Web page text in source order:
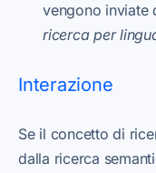
vengono inviate
ricerca per
Interazione
Se il concetto di
dalla ricerca